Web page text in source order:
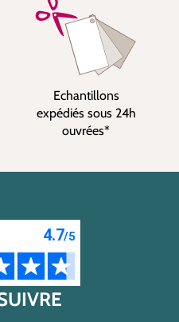
Echantillons
expédiés sous 24h
ouvrées*